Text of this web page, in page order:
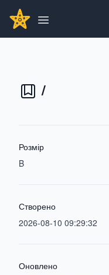
GITHUBSTAR
Open main menu
/
Розмір
B
Створено
2026-08-10 09:29:32
Оновлено